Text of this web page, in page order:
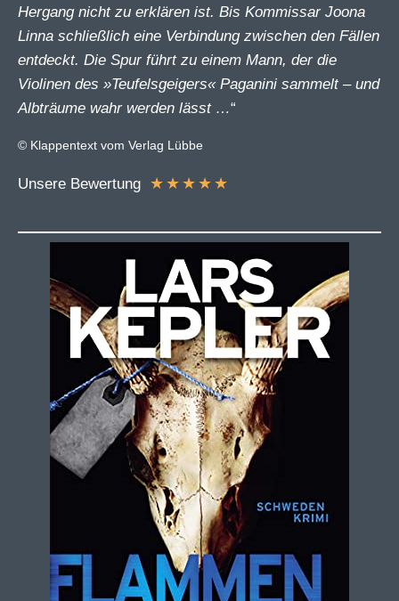
Hergang nicht zu erklären ist. Bis Kommissar Joona
Linna schließlich eine Verbindung zwischen den Fällen
entdeckt. Die Spur führt zu einem Mann, der die
Violinen des »Teufelsgeigers« Paganini sammelt – und
Albträume wahr werden lässt …“
© Klappentext vom Verlag Lübbe
Unsere Bewertung ★ ★ ★ ★ ★